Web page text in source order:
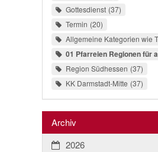
Gottesdienst 37
Termin 20
Allgemeine Kategorien wie
01 Pfarreien Regionen für
Region Südhessen 37
KK Darmstadt-Mitte 37
Archiv
2026